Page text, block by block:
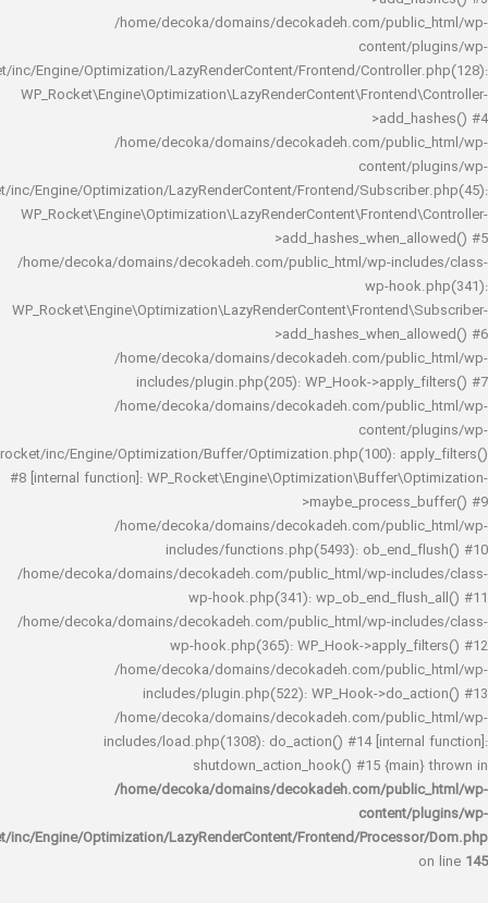
/home/decoka/domains/decokadeh.com/
rocket/inc/Engine/Optimization/LazyRenderContent/Frontend/
/home/decoka/domains/decokadeh.com/
rocket/inc/Engine/Optimization/LazyRenderContent/Frontend/
/home/decoka/domains/decokadeh.com/public_html/wp-
wp-
/home/decoka/domains/decokadeh.com/
includes/plugin.php(205): WP_Hook-
/home/decoka/domains/decokadeh.com/
rocket/inc/Engine/Optimization/Buffer/Optimization.php(100):
#8 [internal function]:
/home/decoka/domains/decokadeh.com/
includes/functions.php(5493):
/home/decoka/domains/decokadeh.com/public_html/wp-
wp-hook.php(341):
/home/decoka/domains/decokadeh.com/public_html/wp-
wp-hook.php(365): WP_Hook-
/home/decoka/domains/decokadeh.com/
includes/plugin.php(522): WP_Hook-
/home/decoka/domains/decokadeh.com/
includes/load.php(1308): do_action() #14
shutdown_action_hook() #15
/home/decoka/domains/decokadeh.com/
rocket/inc/Engine/Optimization/LazyRenderContent/Frontend/